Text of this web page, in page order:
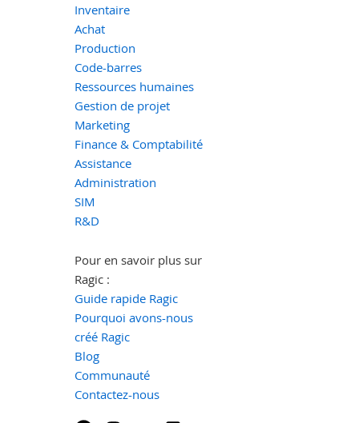
Inventaire
Achat
Production
Code-barres
Ressources humaines
Gestion de projet
Marketing
Finance & Comptabilité
Assistance
Administration
SIM
R&D
Pour en savoir plus sur
Ragic :
Guide rapide Ragic
Pourquoi avons-nous
créé Ragic
Blog
Communauté
Contactez-nous